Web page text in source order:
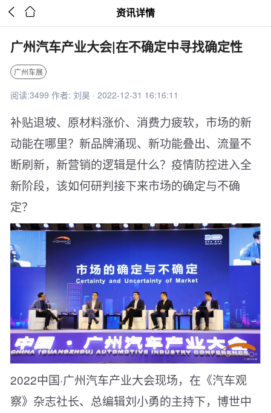
  资讯详情
广州汽车产业大会|在不确定中寻找确定性
广州车展
阅读:3499 作者: 刘昊 · 2022-12-31 16:16:11
补贴退坡、原材料涨价、消费力疲软，市场的新
动能在哪里？新品牌涌现、新功能叠出、流量不
断刷新，新营销的逻辑是什么？疫情防控进入全
新阶段，该如何研判接下来市场的确定与不确
定？
2022中国·广州汽车产业大会现场，在《汽车观
察》杂志社长、总编辑刘小勇的主持下，博世中